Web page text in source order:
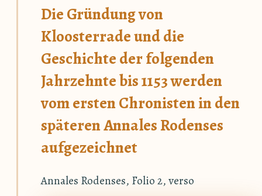
Die Gründung von
Kloosterrade und die
Geschichte der folgenden
Jahrzehnte bis 1153 werden
vom ersten Chronisten in den
späteren Annales Rodenses
aufgezeichnet
Annales Rodenses, Folio 2, verso